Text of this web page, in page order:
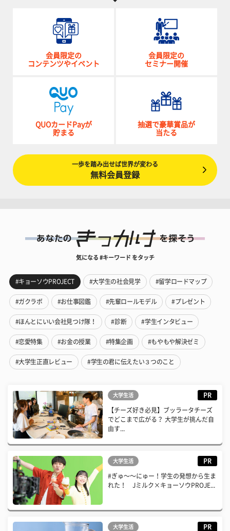
会員限定の
コンテンツやイベント
会員限定の
セミナー開催
QUOカードPayが
貯まる
抽選で豪華賞品が
当たる
一歩を踏み出せば世界が変わる
無料会員登録
気になる #キーワード をタッチ
#キョーソウPROJECT #大学生の社会見学 #留学ロードマップ
#ガクラボ #お仕事図鑑 #先輩ロールモデル #プレゼント
#ほんとにいい会社見つけ隊！ #診断 #学生インタビュー
#恋愛特集 #お金の授業 #特集企画 #もやもや解決ゼミ
#大学生正直レビュー #学生の君に伝えたい３つのこと
大学生活 PR
【チーズ好き必見】ブッラータチーズ
でどこまで広がる？ 大学生が挑んだ自
由す...
大学生活 PR
#ぎゅ〜〜にゅー！学生の発想から生ま
れた！ Jミルク×キョーソウPROJE...
大学生活 PR